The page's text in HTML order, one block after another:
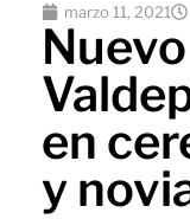
marzo 11, 2021
en
y